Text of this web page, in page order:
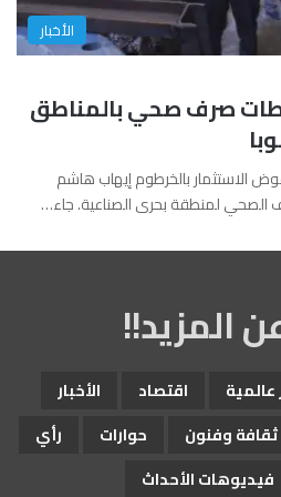
الأخبار
صرف صحي بالمناطق
الاستثمار بالخرطوم إيهاب هاشم
الصحي لمنطقة بحرى الصناعية. جاء…
المزيد!!
عالمية اقتصاد
الأخبار
ثقافة وفنون حوارات
رأي
فيديوهات الأحداث